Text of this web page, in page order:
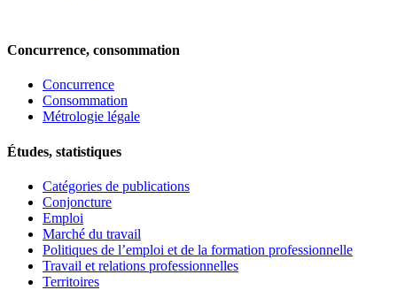
Concurrence, consommation
Concurrence
Consommation
Métrologie légale
Études, statistiques
Catégories de publications
Conjoncture
Emploi
Marché du travail
Politiques de l’emploi et de la formation professionnelle
Travail et relations professionnelles
Territoires